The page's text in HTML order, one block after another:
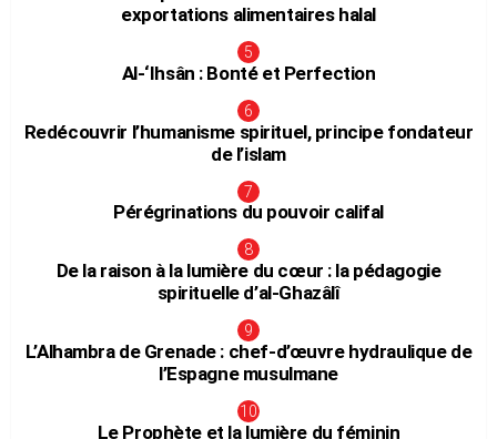
exportations alimentaires halal
Al-‘Ihsân : Bonté et Perfection
Redécouvrir l’humanisme spirituel, principe fondateur
de l’islam
Pérégrinations du pouvoir califal
De la raison à la lumière du cœur : la pédagogie
spirituelle d’al-Ghazâlî
L’Alhambra de Grenade : chef-d’œuvre hydraulique de
l’Espagne musulmane
Le Prophète et la lumière du féminin